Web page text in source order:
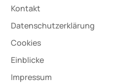
Kontakt
Datenschutz­erklärung
Cookies
Einblicke
Impressum